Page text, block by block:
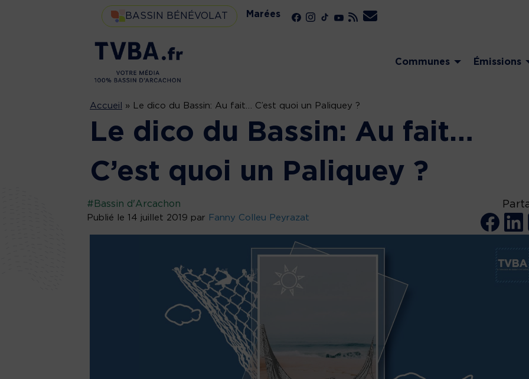
BASSIN BÉNÉVOLAT Marées
Communes Émissions
Accueil » Le dico du Bassin: Au fait… C’est quoi un Paliquey ?
Le dico du Bassin: Au fait…
C’est quoi un Paliquey ?
#Bassin d'Arcachon
Publié le 14 juillet 2019 par Fanny Colleu Peyrazat